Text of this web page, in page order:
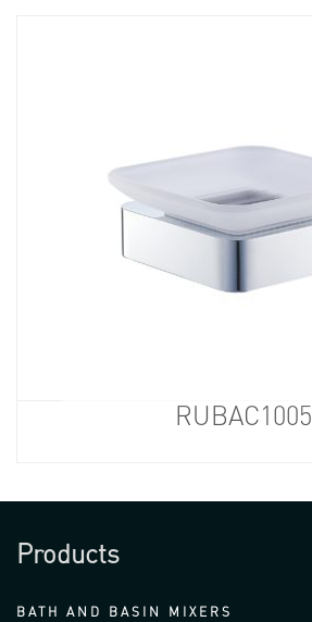
RUBAC1005
Products
BATH AND BASIN MIXERS